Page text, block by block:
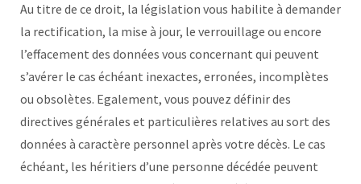
Au titre de ce droit, la législation vous habilite à demander
la rectification, la mise à jour, le verrouillage ou encore
l’effacement des données vous concernant qui peuvent
s’avérer le cas échéant inexactes, erronées, incomplètes
ou obsolètes. Egalement, vous pouvez définir des
directives générales et particulières relatives au sort des
données à caractère personnel après votre décès. Le cas
échéant, les héritiers d’une personne décédée peuvent